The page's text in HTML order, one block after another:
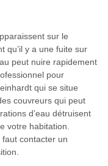
sur le
qu’il y a une fuite sur
peut nuire rapidement
pour
qui se situe
couvreurs qui peut
d’eau détruisent
votre habitation.
faut contacter un